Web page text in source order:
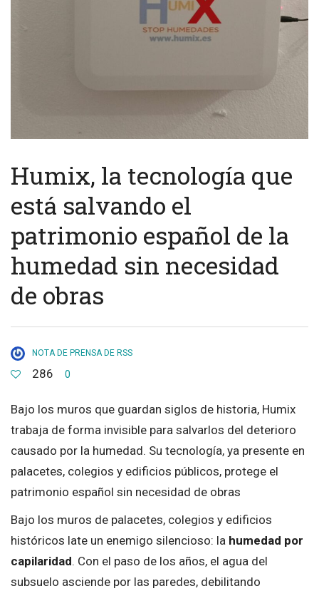
Humix, la tecnología que
está salvando el
patrimonio español de la
humedad sin necesidad
de obras
NOTA DE PRENSA DE RSS
286 0
Bajo los muros que guardan siglos de historia, Humix
trabaja de forma invisible para salvarlos del deterioro
causado por la humedad. Su tecnología, ya presente en
palacetes, colegios y edificios públicos, protege el
patrimonio español sin necesidad de obras
Bajo los muros de palacetes, colegios y edificios
históricos late un enemigo silencioso: la humedad por
capilaridad. Con el paso de los años, el agua del
subsuelo asciende por las paredes, debilitando